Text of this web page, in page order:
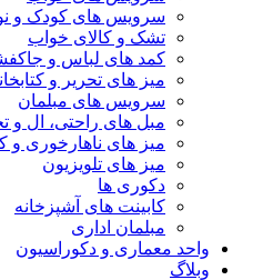
سرویس های کودک و
تشک و کالای خواب
کمد های لباس و
میز های تحریر و
سرویس های مبلمان
مبل های راحتی، ال
میز های ناهارخوری و
میز های تلویزیون
دکوری ها
کابینت های آشپزخانه
مبلمان اداری
واحد معماری و دکوراسیون
وبلاگ